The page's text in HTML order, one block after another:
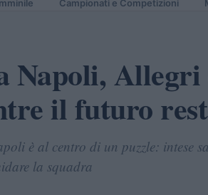
Campionati e Competizioni
Napoli,
il futuro
è al centro di un puzzle: intese
la squadra